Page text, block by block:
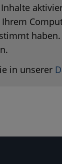
in unserer